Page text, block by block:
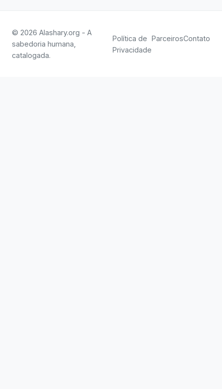
© 2026 Alashary.org - A
sabedoria humana,
catalogada.
Política de
Privacidade
ParceirosContato